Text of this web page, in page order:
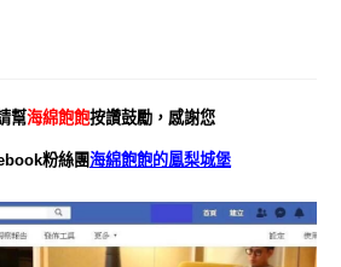
幫海綿飽飽按讚鼓勵，感謝您
粉絲團海綿飽飽的鳳梨城堡